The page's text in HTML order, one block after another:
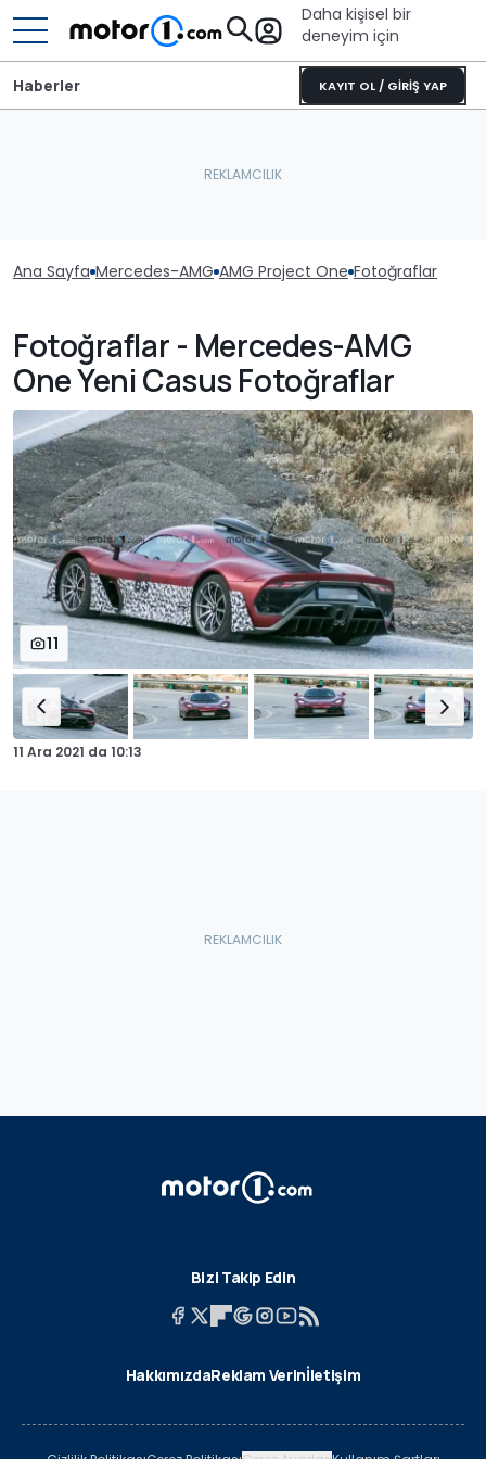
Daha kişisel bir
deneyim için
KAYIT OL / GİRİŞ YAP
Haberler
Ana Sayfa Mercedes-AMG AMG Project One Fotoğraflar
Fotoğraflar - Mercedes-AMG
One Yeni Casus Fotoğraflar
11
11 Ara 2021 da 10:13
Bizi Takip Edin
HakkımızdaReklam Verinİletişim